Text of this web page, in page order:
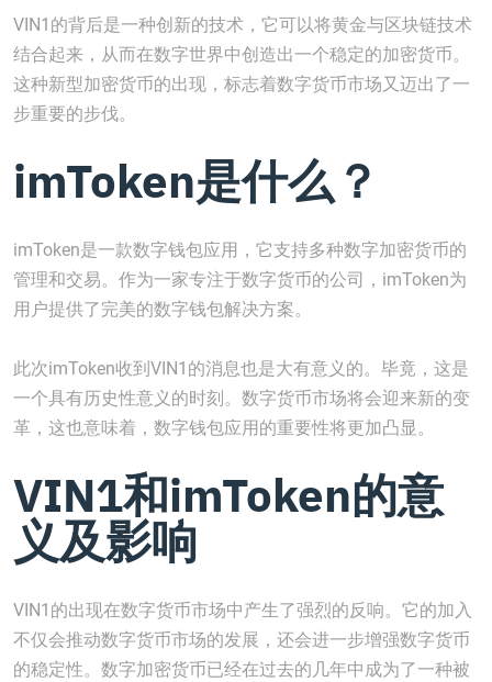
VIN1的背后是一种创新的技术，它可以将黄金与区块链技术
结合起来，从而在数字世界中创造出一个稳定的加密货币。
这种新型加密货币的出现，标志着数字货币市场又迈出了一
步重要的步伐。
imToken是什么？
imToken是一款数字钱包应用，它支持多种数字加密货币的
管理和交易。作为一家专注于数字货币的公司，imToken为
用户提供了完美的数字钱包解决方案。
此次imToken收到VIN1的消息也是大有意义的。毕竟，这是
一个具有历史性意义的时刻。数字货币市场将会迎来新的变
革，这也意味着，数字钱包应用的重要性将更加凸显。
VIN1和imToken的意
义及影响
VIN1的出现在数字货币市场中产生了强烈的反响。它的加入
不仅会推动数字货币市场的发展，还会进一步增强数字货币
的稳定性。数字加密货币已经在过去的几年中成为了一种被